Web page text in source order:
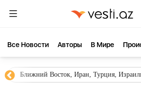
Все Новости Aвторы В Мире
Ближний Восток, Иран, Турция,